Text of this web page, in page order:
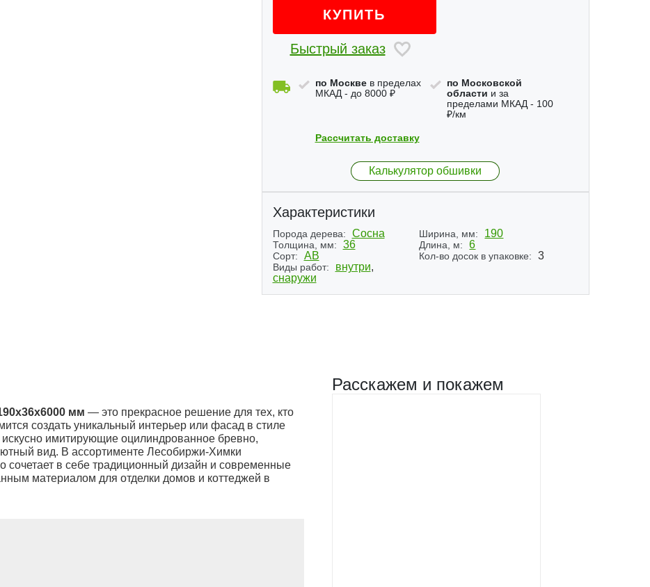
КУПИТЬ
Быстрый заказ
по Москвев пределах
МКАД - до 8000 ₽
по Московской
области и за
пределами МКАД - 100
₽/км
Рассчитать доставку
Калькулятор обшивки
Характеристики
Порода дерева: Сосна Ширина, мм: 190
Толщина, мм: 36 Длина, м: 6
Сорт: АВ Кол-во досок в упаковке: 3
Виды работ: внутри,
снаружи
мм — это прекрасное решение для тех, кто
создать уникальный интерьер или фасад в стиле
искусно имитирующие оцилиндрованное бревно,
вид. В ассортименте Лесобиржи-Химки
сочетает в себе традиционный дизайн и современные
материалом для отделки домов и коттеджей в
Расскажем и покажем